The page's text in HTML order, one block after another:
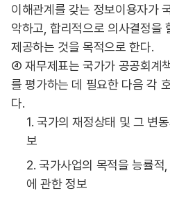
이해관계를 갖는 정보이용자가
악하고, 합리적으로 의사결정을
제공하는 것을 목적으로 한다.
④ 재무제표는 국가가 공공회계
를 평가하는 데 필요한 다음 각
다.
1. 국가의 재정상태 및 그 변
보
2. 국가사업의 목적을 능률적
에 관한 정보